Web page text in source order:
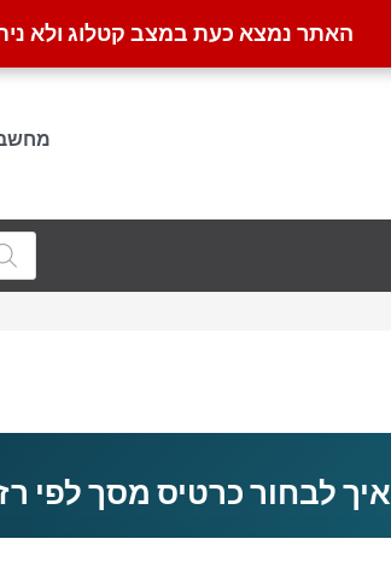
האתר נמצא כעת במצב קטלוג ולא
איך לבחור כרטיס מסך לפי